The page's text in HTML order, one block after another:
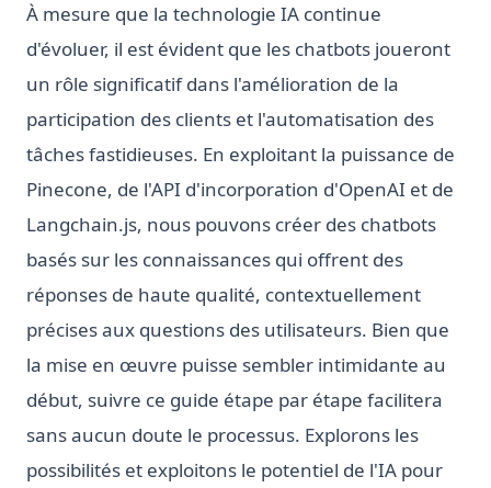
À mesure que la technologie IA continue
d'évoluer, il est évident que les chatbots joueront
un rôle significatif dans l'amélioration de la
participation des clients et l'automatisation des
tâches fastidieuses. En exploitant la puissance de
Pinecone, de l'API d'incorporation d'OpenAI et de
Langchain.js, nous pouvons créer des chatbots
basés sur les connaissances qui offrent des
réponses de haute qualité, contextuellement
précises aux questions des utilisateurs. Bien que
la mise en œuvre puisse sembler intimidante au
début, suivre ce guide étape par étape facilitera
sans aucun doute le processus. Explorons les
possibilités et exploitons le potentiel de l'IA pour